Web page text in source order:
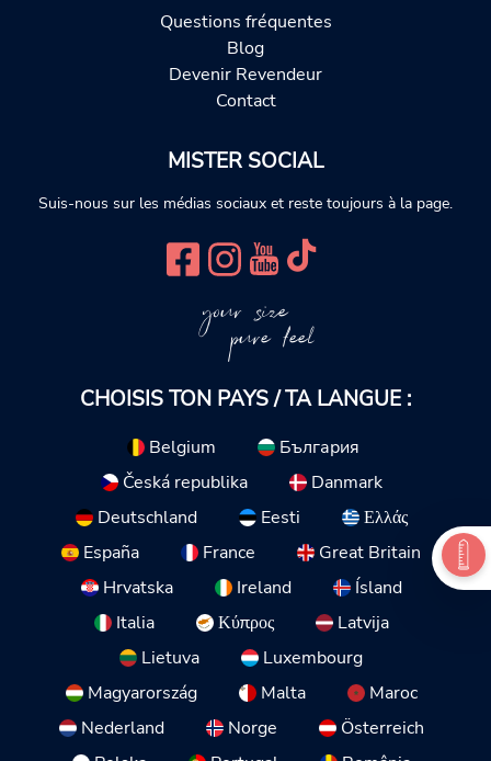
Questions fréquentes
Blog
Devenir Revendeur
Contact
MISTER SOCIAL
Suis-nous sur les médias sociaux et reste toujours à la page.
your size
pure feel
CHOISIS TON PAYS / TA LANGUE :
Belgium
България
Česká republika
Danmark
Deutschland
Eesti
Ελλάς
España
France
Great Britain
Hrvatska
Ireland
Ísland
Italia
Κύπρος
Latvija
Lietuva
Luxembourg
Magyarország
Malta
Maroc
Nederland
Norge
Österreich